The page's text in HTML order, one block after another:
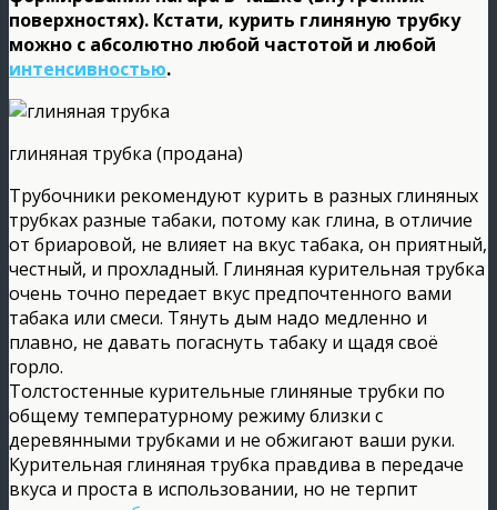
поверхностях). Кстати, курить глиняную трубку
можно с абсолютно любой частотой и любой
интенсивностью.
глиняная трубка (продана)
Трубочники рекомендуют курить в разных глиняных
трубках разные табаки, потому как глина, в отличие
от бриаровой, не влияет на вкус табака, он приятный,
честный, и прохладный. Глиняная курительная трубка
очень точно передает вкус предпочтенного вами
табака или смеси. Тянуть дым надо медленно и
плавно, не давать погаснуть табаку и щадя своё
горло.
Толстостенные курительные глиняные трубки по
общему температурному режиму близки с
деревянными трубками и не обжигают ваши руки.
Курительная глиняная трубка правдива в передаче
вкуса и проста в использовании, но не терпит